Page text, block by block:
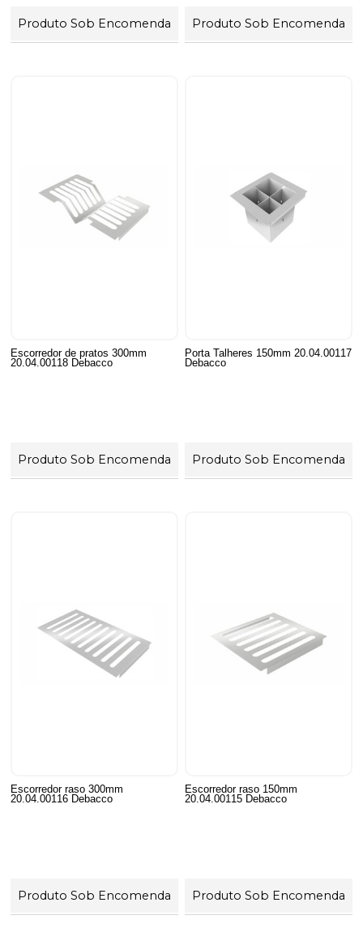
Produto Sob Encomenda Produto Sob Encomenda
Escorredor de pratos 300mm
20.04.00118 Debacco
Produto Sob Encomenda
Porta Talheres 150mm 20.04.00117
Debacco
Produto Sob Encomenda
Escorredor raso 300mm
20.04.00116 Debacco
Produto Sob Encomenda
Escorredor raso 150mm
20.04.00115 Debacco
Produto Sob Encomenda